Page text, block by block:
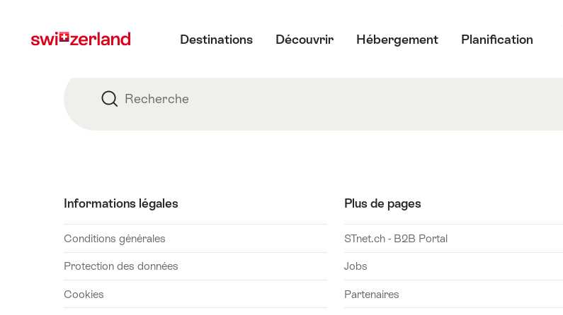
myswitzerland.com
Destinations Découvrir Hébergement Planification
RechercheRecherche
Informations légales
Conditions générales
Protection des données
Cookies
Plus de pages
STnet.ch - B2B Portal
Jobs
Partenaires